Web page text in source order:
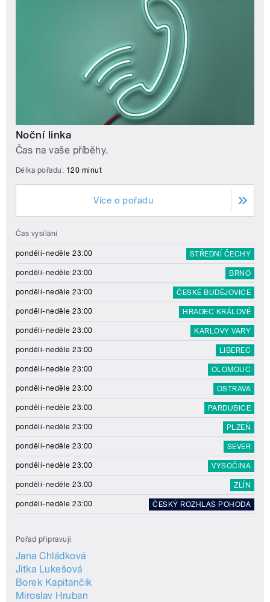
Noční linka
Čas na vaše příběhy.
Délka pořadu: 120 minut
Více o pořadu
Čas vysílání
pondělí-neděle 23:00 STŘEDNÍ ČECHY
pondělí-neděle 23:00 BRNO
pondělí-neděle 23:00 ČESKÉ BUDĚJOVICE
pondělí-neděle 23:00 HRADEC KRÁLOVÉ
pondělí-neděle 23:00 KARLOVY VARY
pondělí-neděle 23:00 LIBEREC
pondělí-neděle 23:00 OLOMOUC
pondělí-neděle 23:00 OSTRAVA
pondělí-neděle 23:00 PARDUBICE
pondělí-neděle 23:00 PLZEŇ
pondělí-neděle 23:00 SEVER
pondělí-neděle 23:00 VYSOČINA
pondělí-neděle 23:00 ZLÍN
pondělí-neděle 23:00 ČESKÝ ROZHLAS POHODA
Pořad připravují
Jana Chládková
Jitka Lukešová
Borek Kapitančik
Miroslav Hruban